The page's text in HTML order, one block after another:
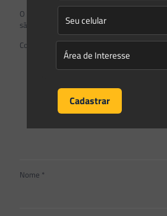
O seu endereço de e-mail não será publicado.
são marcados com*
Comentário*
Nome *